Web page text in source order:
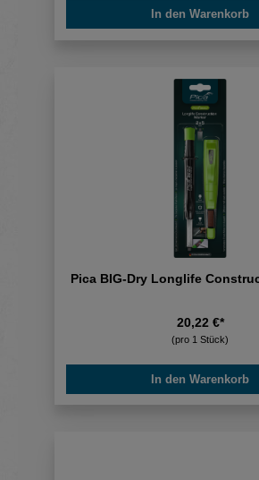
In den Warenkorb
Pica BIG-Dry Longlife
20,22 €*
(pro 1 Stück)
In den Warenkorb